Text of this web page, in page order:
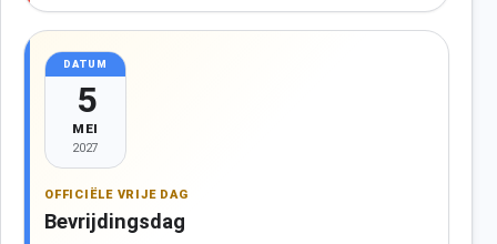
DATUM
5
MEI
2027
OFFICIËLE VRIJE DAG
Bevrijdingsdag